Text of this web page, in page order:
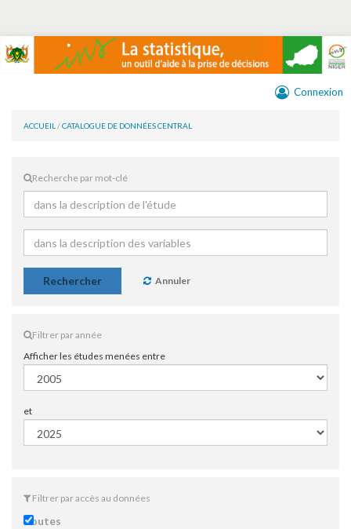
Connexion
ACCUEIL /CATALOGUE DE DONNÉES CENTRAL
Recherche par mot-clé
Rechercher Annuler
Filtrer par année
Afficher les études menées entre
et
Filtrer par accès au données
Toutes